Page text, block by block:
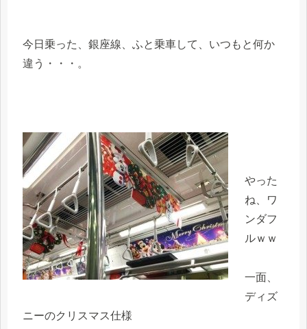
今日乗った、銀座線、ふと乗車して、いつもと何か
違う・・・。
やった
ね、ワ
ンダフ
ルｗｗ
一面、
ディズ
ニーのクリスマス仕様